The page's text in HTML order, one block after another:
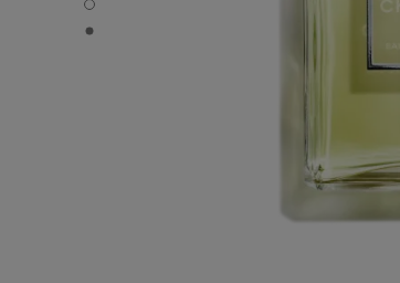
N°19 POUDRÉ - Vue alternative 1